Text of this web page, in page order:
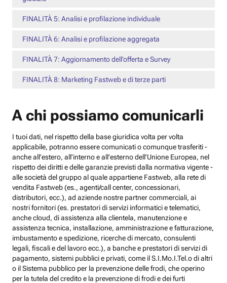
FINALITÀ 5: Analisi e profilazione individuale
FINALITÀ 6: Analisi e profilazione aggregata
FINALITÀ 7: Aggiornamento dell’offerta e Survey
FINALITÀ 8: Marketing Fastweb e di terze parti
A chi possiamo comunicarli
I tuoi dati, nel rispetto della base giuridica volta per volta
applicabile, potranno essere comunicati o comunque trasferiti -
anche all’estero, all’interno e all’esterno dell’Unione Europea, nel
rispetto dei diritti e delle garanzie previsti dalla normativa vigente -
alle società del gruppo al quale appartiene Fastweb, alla rete di
vendita Fastweb (es., agenti/call center, concessionari,
distributori, ecc.), ad aziende nostre partner commerciali, ai
nostri fornitori (es. prestatori di servizi informatici e telematici,
anche cloud, di assistenza alla clientela, manutenzione e
assistenza tecnica, installazione, amministrazione e fatturazione,
imbustamento e spedizione, ricerche di mercato, consulenti
legali, fiscali e del lavoro ecc.), a banche e prestatori di servizi di
pagamento, sistemi pubblici e privati, come il S.I.Mo.I.Tel.o di altri
o il Sistema pubblico per la prevenzione delle frodi, che operino
per la tutela del credito e la prevenzione di frodi e dei furti